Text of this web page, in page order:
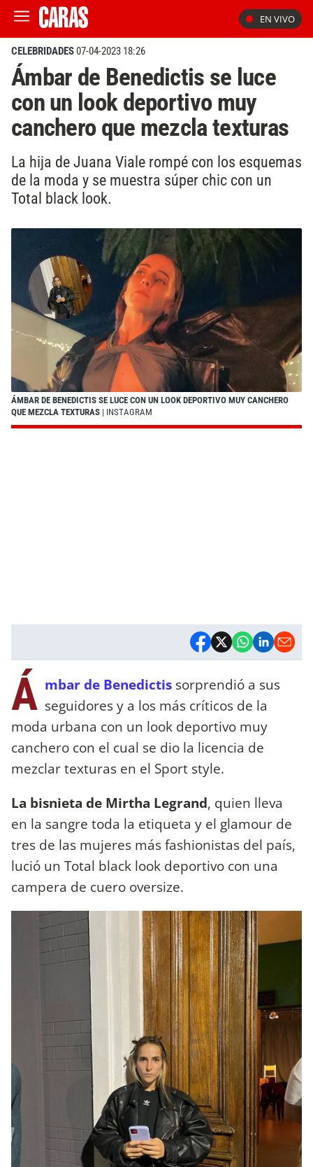
EN VIVO
CELEBRIDADES07-04-2023 18:26
Ámbar de Benedictis se luce
con un look deportivo muy
canchero que mezcla texturas
La hija de Juana Viale rompé con los esquemas
de la moda y se muestra súper chic con un
Total black look.
ÁMBAR DE BENEDICTIS SE LUCE CON UN LOOK DEPORTIVO MUY CANCHERO
QUE MEZCLA TEXTURAS | INSTAGRAM
Á mbar de Benedictis sorprendió a sus
seguidores y a los más críticos de la
moda urbana con un look deportivo muy
canchero con el cual se dio la licencia de
mezclar texturas en el Sport style.
La bisnieta de Mirtha Legrand, quien lleva
en la sangre toda la etiqueta y el glamour de
tres de las mujeres más fashionistas del país,
lució un Total black look deportivo con una
campera de cuero oversize.